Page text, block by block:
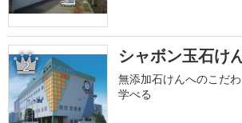
2 シャボン玉石け
無添加石けんへのこだ
学べる